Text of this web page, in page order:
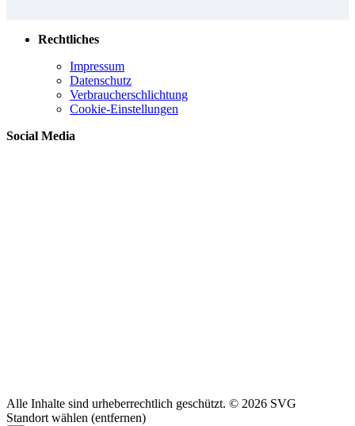
Rechtliches
Impressum
Datenschutz
Verbraucherschlichtung
Cookie-Einstellungen
Social Media
Alle Inhalte sind urheberrechtlich geschützt. © 2026 SVG
Standort wählen (entfernen)